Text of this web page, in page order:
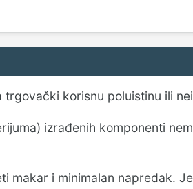
korisnu poluistinu ili
izrađenih komponenti
makar i minimalan napredak.